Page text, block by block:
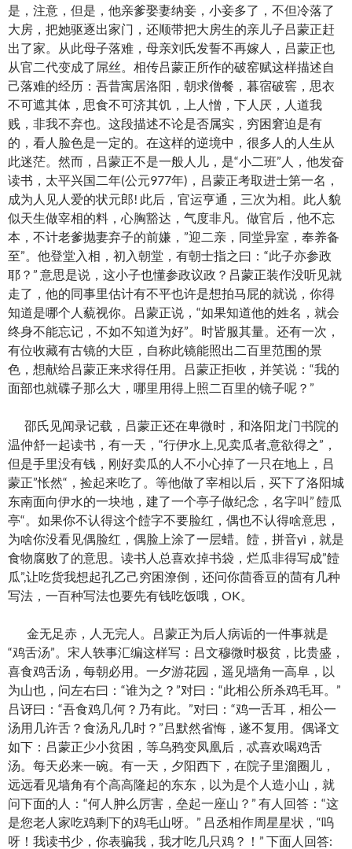
是，注意，但是，他亲爹娶妻纳妾，小妾多了，不但冷落了
大房，把她驱逐出家门，还顺带把大房生的亲儿子吕蒙正赶
出了家。从此母子落难，母亲刘氏发誓不再嫁人，吕蒙正也
从官二代变成了屌丝。相传吕蒙正所作的破窑赋这样描述自
己落难的经历：吾昔寓居洛阳，朝求僧餐，暮宿破窖，思衣
不可遮其体，思食不可济其饥，上人憎，下人厌，人道我
贱，非我不弃也。这段描述不论是否属实，穷困窘迫是有
的，看人脸色是一定的。在这样的逆境中，很多人的人生从
此迷茫。然而，吕蒙正不是一般人儿，是“小二班”人，他发奋
读书，太平兴国二年(公元977年)，吕蒙正考取进士第一名，
成为人见人爱的状元郎! 此后，官运亨通，三次为相。此人貌
似天生做宰相的料，心胸豁达，气度非凡。做官后，他不忘
本，不计老爹抛妻弃子的前嫌，”迎二亲，同堂异室，奉养备
至”。他登堂入相，初入朝堂，有朝士指之曰：“此子亦参政
耶？” 意思是说，这小子也懂参政议政？吕蒙正装作没听见就
走了，他的同事里估计有不平也许是想拍马屁的就说，你得
知道是哪个人藐视你。吕蒙正说，“如果知道他的姓名，就会
终身不能忘记，不如不知道为好”。时皆服其量。还有一次，
有位收藏有古镜的大臣，自称此镜能照出二百里范围的景
色，想献给吕蒙正来求得任用。吕蒙正拒收，并笑说：“我的
面部也就碟子那么大，哪里用得上照二百里的镜子呢？”
邵氏见闻录记载，吕蒙正还在卑微时，和洛阳龙门书院的
温仲舒一起读书，有一天，“行伊水上,见卖瓜者,意欲得之”，
但是手里没有钱，刚好卖瓜的人不小心掉了一只在地上，吕
蒙正”怅然“，捡起来吃了。等他做了宰相以后，买下了洛阳城
东南面向伊水的一块地，建了一个亭子做纪念，名字叫” 饐瓜
亭“。如果你不认得这个饐字不要脸红，偶也不认得啥意思，
为啥你没看见偶脸红，偶脸上涂了一层蜡。饐，拼音yì，就是
食物腐败了的意思。读书人总喜欢掉书袋，烂瓜非得写成”饐
瓜”,让吃货我想起孔乙己穷困潦倒，还问你茴香豆的茴有几种
写法，一百种写法也要先有钱吃饭哦，OK。
金无足赤，人无完人。吕蒙正为后人病诟的一件事就是
“鸡舌汤”。宋人轶事汇编这样写：吕文穆微时极贫，比贵盛，
喜食鸡舌汤，每朝必用。一夕游花园，遥见墙角一高阜，以
为山也，问左右曰：“谁为之？”对曰：“此相公所杀鸡毛耳。”
吕讶曰：“吾食鸡几何？乃有此。”对曰：“鸡一舌耳，相公一
汤用几许舌？食汤凡几时？”吕默然省悔，遂不复用。偶译文
如下：吕蒙正少小贫困，等乌鸦变凤凰后，忒喜欢喝鸡舌
汤。每天必来一碗。有一天，夕阳西下，在院子里溜圈儿，
远远看见墙角有个高高隆起的东东，以为是个人造小山，就
问下面的人：“何人肿么厉害，垒起一座山？” 有人回答：“这
是您老人家吃鸡剩下的鸡毛山呀。” 吕丞相作周星星状，“呜
呀！我读书少，你表骗我，我才吃几只鸡？！” 下面人回答: